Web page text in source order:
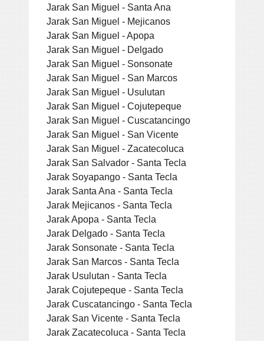
Jarak San Miguel - Santa Ana
Jarak San Miguel - Mejicanos
Jarak San Miguel - Apopa
Jarak San Miguel - Delgado
Jarak San Miguel - Sonsonate
Jarak San Miguel - San Marcos
Jarak San Miguel - Usulutan
Jarak San Miguel - Cojutepeque
Jarak San Miguel - Cuscatancingo
Jarak San Miguel - San Vicente
Jarak San Miguel - Zacatecoluca
Jarak San Salvador - Santa Tecla
Jarak Soyapango - Santa Tecla
Jarak Santa Ana - Santa Tecla
Jarak Mejicanos - Santa Tecla
Jarak Apopa - Santa Tecla
Jarak Delgado - Santa Tecla
Jarak Sonsonate - Santa Tecla
Jarak San Marcos - Santa Tecla
Jarak Usulutan - Santa Tecla
Jarak Cojutepeque - Santa Tecla
Jarak Cuscatancingo - Santa Tecla
Jarak San Vicente - Santa Tecla
Jarak Zacatecoluca - Santa Tecla